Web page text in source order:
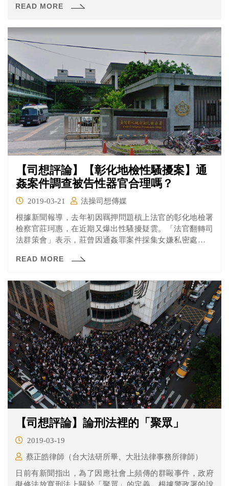
READ MORE
【司想評論】【彰化地檢性騷擾案】通
姦案件調查被告性器官合理嗎？
2019-03-21
法操司想傳媒
根據新聞報導，去年初因羈押問題槓上法官的彰化地檢署
檢察官莊珂惠，在近期又爆出性騷擾疑雲。「法官翻轉司
法群策會」表示，莊曾因通姦罪案件採集女嫌私密處時，
訴，但所涉偵查手法已引起爭議。
READ MORE
【司想評論】論刑法裡的「聚眾」
2019-03-19
蔡正皓律師（台大法研所畢、大壯法律事務所律師）
日前有新聞指出，為了因應社會上頻傳的群毆事件，政府